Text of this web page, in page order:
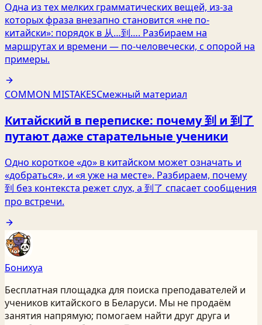
Одна из тех мелких грамматических вещей, из‑за
которых фраза внезапно становится «не по-
китайски»: порядок в 从…到…. Разбираем на
маршрутах и времени — по-человечески, с опорой на
примеры.
COMMON MISTAKESСмежный материал
Китайский в переписке: почему 到 и 到了
путают даже старательные ученики
Одно короткое «до» в китайском может означать и
«добраться», и «я уже на месте». Разбираем, почему
到 без контекста режет слух, а 到了 спасает сообщения
про встречи.
Бонихуа
Бесплатная площадка для поиска преподавателей и
учеников китайского в Беларуси. Мы не продаём
занятия напрямую; помогаем найти друг друга и